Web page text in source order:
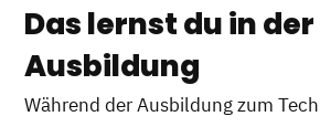
Das lernst du in der
Ausbildung
Während der Ausbildung zum